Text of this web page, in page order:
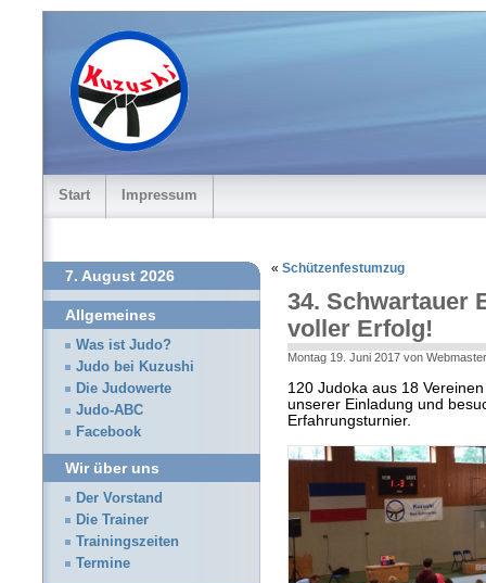
Start Impressum
« Schützenfestumzug
34. Schwartauer
voller Erfolg!
Montag 19. Juni 2017 von Webmaster
120 Judoka aus 18
unserer Einladung und
Erfahrungsturnier.
7. August 2026
Allgemeines
Was ist Judo?
Judo bei Kuzushi
Die Judowerte
Judo-ABC
Facebook
Wir über uns
Der Vorstand
Die Trainer
Trainingszeiten
Termine